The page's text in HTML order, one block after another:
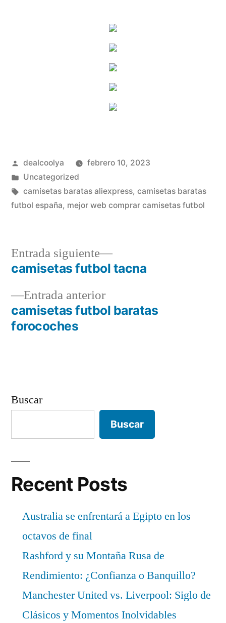
Publicado
por
dealcoolya
febrero 10, 2023
Publicado
en
Uncategorized
Etiquetas:
camisetas baratas aliexpress, camisetas baratas
futbol españa, mejor web comprar camisetas futbol
Navegación
de
entradas
Entrada anteriorEntrada
anterior:
camisetas futbol baratas
forocoches
Entrada siguiente
Entrada
siguiente:
camisetas futbol tacna
Buscar
Buscar
Recent Posts
Australia se enfrentará a Egipto en los
octavos de final
Rashford y su Montaña Rusa de
Rendimiento: ¿Confianza o Banquillo?
Manchester United vs. Liverpool: Siglo de
Clásicos y Momentos Inolvidables